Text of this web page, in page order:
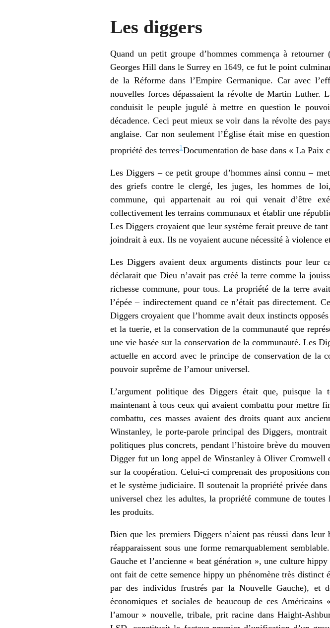
Les diggers
Quand un petit groupe d’hommes commença à
Georges Hill dans le Surrey en 1649, ce fut le point
de la Réforme dans l’Empire Germanique. Car avec
nouvelles forces dépassaient la révolte de Martin Luther.
conduisit le peuple jugulé à mettre en question le
décadence. Ceci peut mieux se voir dans la révolte des
anglaise. Car non seulement l’Église était mise en
propriété des terres1Documentation de base dans « La
Les Diggers – ce petit groupe d’hommes ainsi connu –
des griefs contre le clergé, les juges, les hommes de
commune, qui appartenait au roi qui venait d’être
collectivement les terrains communaux et établir une
Les Diggers croyaient que leur système ferait preuve de
joindrait à eux. Ils ne voyaient aucune nécessité à violence
Les Diggers avaient deux arguments distincts pour leur
déclarait que Dieu n’avait pas créé la terre comme la
richesse commune, pour tous. La propriété de la terre
l’épée – indirectement quand ce n’était pas directement.
Diggers croyaient que l’homme avait deux instincts
et la tuerie, et la conservation de la communauté que
une vie basée sur la conservation de la communauté. Les
actuelle en accord avec le principe de conservation de la
pouvoir suprême de l’amour universel.
L’argument politique des Diggers était que, puisque la
maintenant à tous ceux qui avaient combattu pour mettre
combattu, ces masses avaient des droits quant aux
Winstanley, le porte-parole principal des Diggers, montrait
politiques plus concrets, pendant l’histoire brève du
Digger fut un long appel de Winstanley à Oliver Cromwell
sur la coopération. Celui-ci comprenait des propositions
et le système judiciaire. Il soutenait la propriété privée
universel chez les adultes, la propriété commune de
les produits.
Bien que les premiers Diggers n’aient pas réussi dans
réapparaissent sous une forme remarquablement
Gauche et l’ancienne « beat génération », une culture
ont fait de cette semence hippy un phénomène très distinct
par des individus frustrés par la Nouvelle Gauche), et
économiques et sociales de beaucoup de ces
l’amour » nouvelle, tribale, prit racine dans Haight-